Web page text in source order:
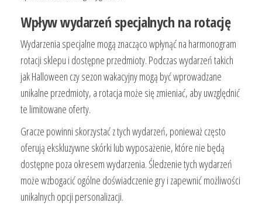
Wpływ wydarzeń specjalnych na rotację
Wydarzenia specjalne mogą znacząco wpłynąć na harmonogram
rotacji sklepu i dostępne przedmioty. Podczas wydarzeń takich
jak Halloween czy sezon wakacyjny mogą być wprowadzane
unikalne przedmioty, a rotacja może się zmieniać, aby uwzględnić
te limitowane oferty.
Gracze powinni skorzystać z tych wydarzeń, ponieważ często
oferują ekskluzywne skórki lub wyposażenie, które nie będą
dostępne poza okresem wydarzenia. Śledzenie tych wydarzeń
może wzbogacić ogólne doświadczenie gry i zapewnić możliwości
unikalnych opcji personalizacji.